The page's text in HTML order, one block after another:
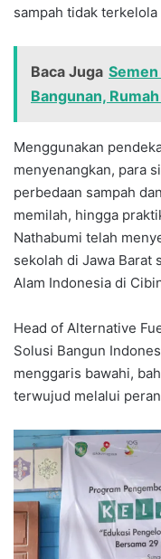
sampah tidak
Baca Juga
Bangunan,
Menggunakan
menyenangkan, para
perbedaan sampah
memilah, hingga
Nathabumi telah
sekolah di Jawa Barat
Alam Indonesia di
Head of Alternative
Solusi Bangun
menggaris bawahi,
terwujud melalui